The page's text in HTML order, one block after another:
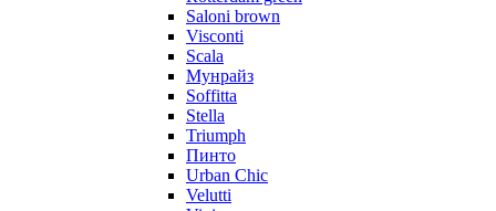
Saloni brown
Visconti
Scala
Мунрайз
Soffitta
Stella
Triumph
Пинто
Urban Chic
Velutti